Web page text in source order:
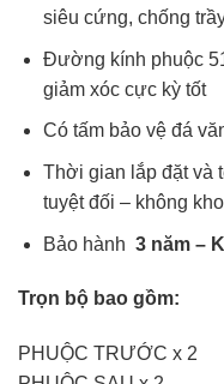
siêu cứng, chống
Đường kính phuộc
giảm xóc cực kỳ tốt
Có tấm bảo vệ đá
Thời gian lắp đặt và
tuyệt đối – không
Bảo hành 3 năm –
Trọn bộ bao gồm:
PHUỘC TRƯỚC x 2